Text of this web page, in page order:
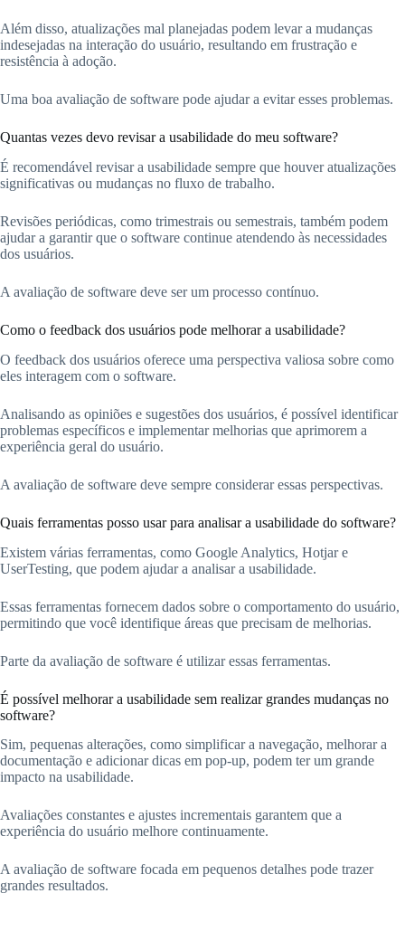
Além disso, atualizações mal planejadas podem levar a mudanças
indesejadas na interação do usuário, resultando em frustração e
resistência à adoção.
Uma boa avaliação de software pode ajudar a evitar esses problemas.
Quantas vezes devo revisar a usabilidade do meu software?
É recomendável revisar a usabilidade sempre que houver atualizações
significativas ou mudanças no fluxo de trabalho.
Revisões periódicas, como trimestrais ou semestrais, também podem
ajudar a garantir que o software continue atendendo às necessidades
dos usuários.
A avaliação de software deve ser um processo contínuo.
Como o feedback dos usuários pode melhorar a usabilidade?
O feedback dos usuários oferece uma perspectiva valiosa sobre como
eles interagem com o software.
Analisando as opiniões e sugestões dos usuários, é possível identificar
problemas específicos e implementar melhorias que aprimorem a
experiência geral do usuário.
A avaliação de software deve sempre considerar essas perspectivas.
Quais ferramentas posso usar para analisar a usabilidade do software?
Existem várias ferramentas, como Google Analytics, Hotjar e
UserTesting, que podem ajudar a analisar a usabilidade.
Essas ferramentas fornecem dados sobre o comportamento do usuário,
permitindo que você identifique áreas que precisam de melhorias.
Parte da avaliação de software é utilizar essas ferramentas.
É possível melhorar a usabilidade sem realizar grandes mudanças no
software?
Sim, pequenas alterações, como simplificar a navegação, melhorar a
documentação e adicionar dicas em pop-up, podem ter um grande
impacto na usabilidade.
Avaliações constantes e ajustes incrementais garantem que a
experiência do usuário melhore continuamente.
A avaliação de software focada em pequenos detalhes pode trazer
grandes resultados.